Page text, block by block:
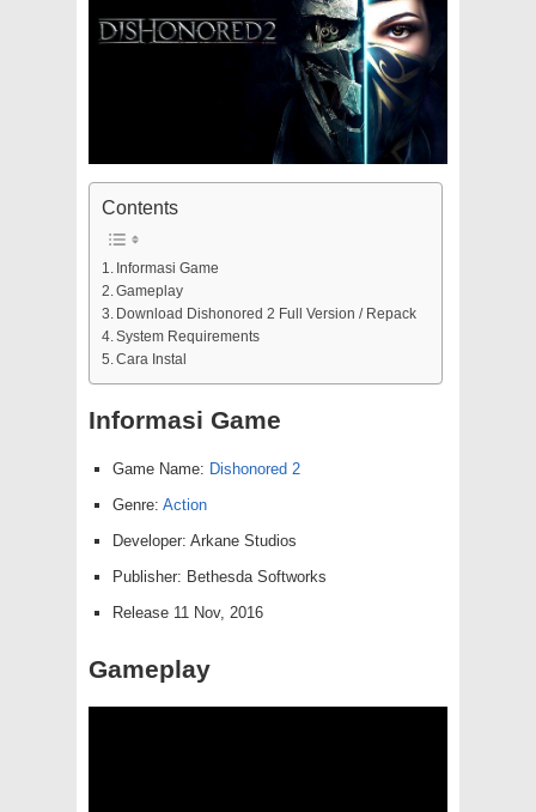
Contents
Informasi Game
Gameplay
Download Dishonored 2 Full Version / Repack
System Requirements
Cara Instal
Informasi Game
Game Name: Dishonored 2
Genre: Action
Developer: Arkane Studios
Publisher: Bethesda Softworks
Release 11 Nov, 2016
Gameplay